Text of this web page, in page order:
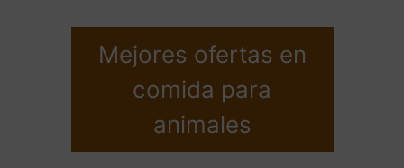
Mejores ofertas en
comida para
animales